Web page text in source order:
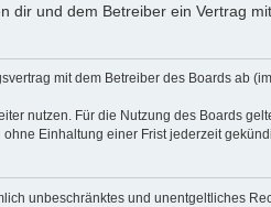
dir und dem Betreiber ein Vertrag
mit dem Betreiber des Boards ab
nutzen. Für die Nutzung des Boards
Einhaltung einer Frist jederzeit
unbeschränktes und unentgeltliches